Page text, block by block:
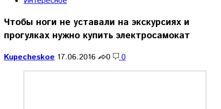
Чтобы ноги не уставали на экскурсиях и
прогулках нужно купить электросамокат
Kupecheskoe 17.06.2016 0 0